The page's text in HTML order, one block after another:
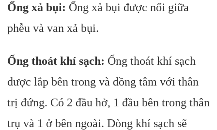
Ống xả bụi: Ống xả bụi được nối giữa
phễu và van xả bụi.
Ống thoát khí sạch: Ống thoát khí sạch
được lắp bên trong và đồng tâm với thân
trị đứng. Có 2 đầu hở, 1 đầu bên trong thân
trụ và 1 ở bên ngoài. Dòng khí sạch sẽ